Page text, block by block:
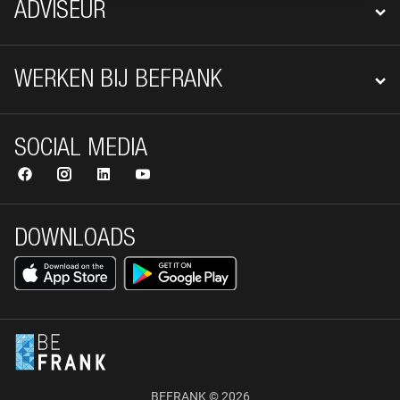
ADVISEUR
WERKEN BIJ BEFRANK
DOWNLOADS
SOCIAL MEDIA
BEFRANK © 2026